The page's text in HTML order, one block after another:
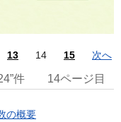
13 14 15 次へ
件 14ページ目
の概要